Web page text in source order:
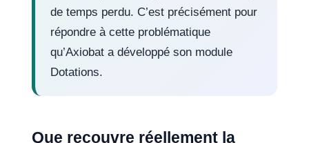
de temps perdu. C’est précisément pour
répondre à cette problématique
qu’Axiobat a développé son module
Dotations.
Que recouvre réellement la